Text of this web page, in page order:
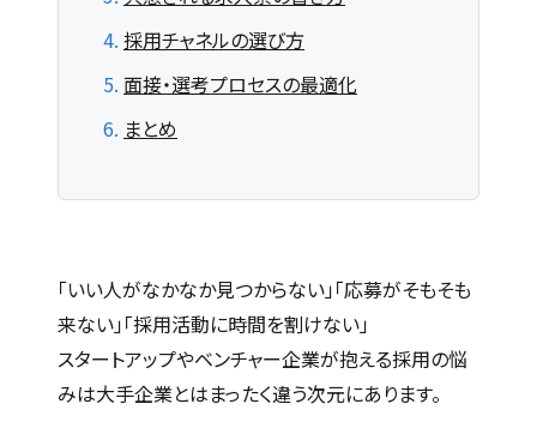
採用チャネルの選び方
面接・選考プロセスの最適化
まとめ
「いい人がなかなか見つからない」「応募がそもそも
来ない」「採用活動に時間を割けない」
スタートアップやベンチャー企業が抱える採用の悩
みは大手企業とはまったく違う次元にあります。